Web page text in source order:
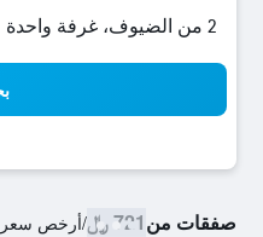
2 من الضيوف، غرفة واحدة
صفقات من721 ﷼ /أرخص سعر